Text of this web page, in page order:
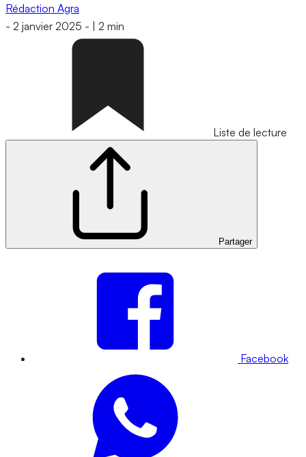
Rédaction Agra
- 2 janvier 2025 - 2 min
Liste de lecture
Partager
Facebook